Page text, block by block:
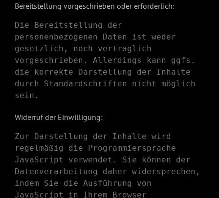
Bereitstellung vorgeschrieben oder erforderlich:
Die Bereitstellung der
personenbezogenen Daten ist weder
gesetzlich, noch vertraglich
vorgeschrieben. Allerdings kann ggfs.
die korrekte Darstellung der Inhalte
durch Standardschriften nicht möglich
sein.
Widerruf der Einwilligung:
Zur Darstellung der Inhalte wird
regelmäßig die Programmiersprache
JavaScript verwendet. Sie können der
Datenverarbeitung daher widersprechen,
indem Sie die Ausführung von
JavaScript in Ihrem Browser